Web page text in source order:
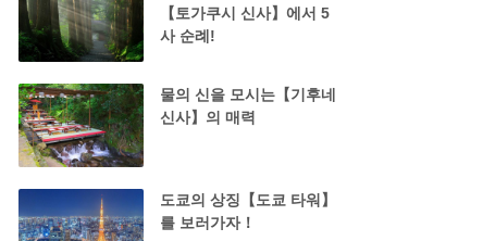
【토가쿠시 신사】에서 5
사 순례!
물의 신을 모시는【기후네
신사】의 매력
도쿄의 상징【도쿄 타워】
를 보러가자！